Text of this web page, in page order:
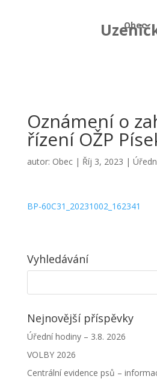
Obec
Oznámení o
řízení OŽP
autor: Obec| Říj 3, 2023 |
BP-60C31_20231002_162341
Vyhledávání
Nejnovější příspěvky
Úřední hodiny – 3.8. 2026
VOLBY 2026
Centrální evidence psů –